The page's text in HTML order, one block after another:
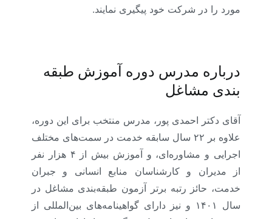
مورد را در شرکت خود پیگیری نمایند.
درباره مدرس دوره آموزش طبقه
بندی مشاغل
آقای دکتر احمدی پور، مدرس منتخب برای این دوره،
علاوه بر ۲۲ سال سابقه خدمت در سمت‌های مختلف
اجرایی و مشاوره‌ای، و آموزش بیش از ۴ هزار نفر
از مدیران و کارشناسان منابع انسانی و جبران
خدمت، حائز رتبه برتر آزمون طبقه‌بندی مشاغل در
سال ۱۴۰۱ و نیز دارای گواهینامه‌های بین‌المللی از